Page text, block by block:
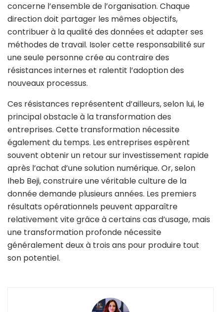
concerne l’ensemble de l’organisation. Chaque
direction doit partager les mêmes objectifs,
contribuer à la qualité des données et adapter ses
méthodes de travail. Isoler cette responsabilité sur
une seule personne crée au contraire des
résistances internes et ralentit l’adoption des
nouveaux processus.
Ces résistances représentent d’ailleurs, selon lui, le
principal obstacle à la transformation des
entreprises. Cette transformation nécessite
également du temps. Les entreprises espèrent
souvent obtenir un retour sur investissement rapide
après l’achat d’une solution numérique. Or, selon
Iheb Beji, construire une véritable culture de la
donnée demande plusieurs années. Les premiers
résultats opérationnels peuvent apparaître
relativement vite grâce à certains cas d’usage, mais
une transformation profonde nécessite
généralement deux à trois ans pour produire tout
son potentiel.